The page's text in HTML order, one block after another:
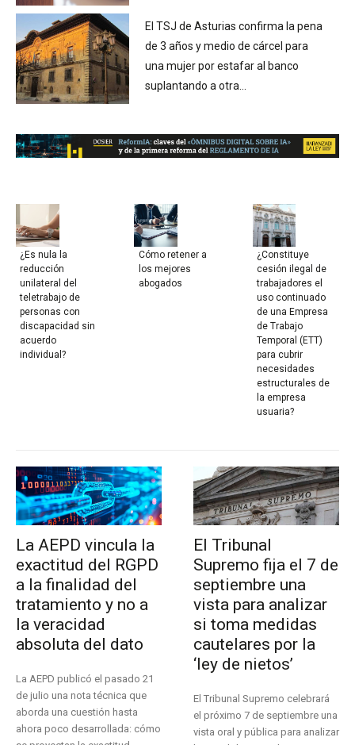
El TSJ de Asturias confirma la pena
de 3 años y medio de cárcel para
una mujer por estafar al banco
suplantando a otra...
¿Es nula la
reducción
unilateral del
teletrabajo de
personas con
discapacidad sin
acuerdo
individual?
Cómo retener a
los mejores
abogados
¿Constituye
cesión ilegal de
trabajadores el
uso continuado
de una Empresa
de Trabajo
Temporal (ETT)
para cubrir
necesidades
estructurales de
la empresa
usuaria?
La AEPD vincula la
exactitud del RGPD
a la finalidad del
tratamiento y no a
la veracidad
absoluta del dato
La AEPD publicó el pasado 21
de julio una nota técnica que
aborda una cuestión hasta
ahora poco desarrollada: cómo
El Tribunal
Supremo fija el 7 de
septiembre una
vista para analizar
si toma medidas
cautelares por la
‘ley de nietos’
El Tribunal Supremo celebrará
el próximo 7 de septiembre una
vista oral y pública para analizar